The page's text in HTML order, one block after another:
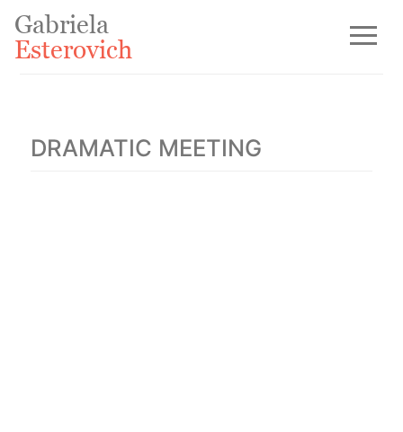
Gabriela
Esterovich
DRAMATIC MEETING